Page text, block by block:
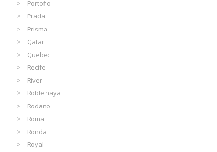
Portofino
Prada
Prisma
Qatar
Quebec
Recife
River
Roble haya
Rodano
Roma
Ronda
Royal